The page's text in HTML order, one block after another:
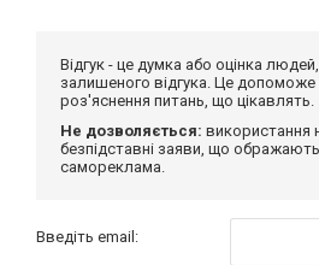
Відгук - це думка або оцінка
залишеного відгука. Це допоможе
роз'яснення питань, що цікавлять.
Не дозволяється: використання
безпідставні заяви, що ображають
самореклама.
Введіть email: